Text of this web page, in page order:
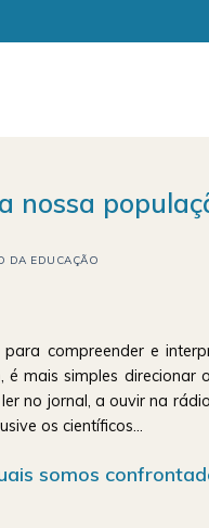
nossa
DA EDUCAÇÃO
compreender e
mais simples direcionar
no jornal, a ouvir na
os científicos…
somos